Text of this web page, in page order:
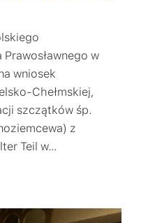
w
wniosek
Chełmskiej,
szczątków śp.
z
Teil w…